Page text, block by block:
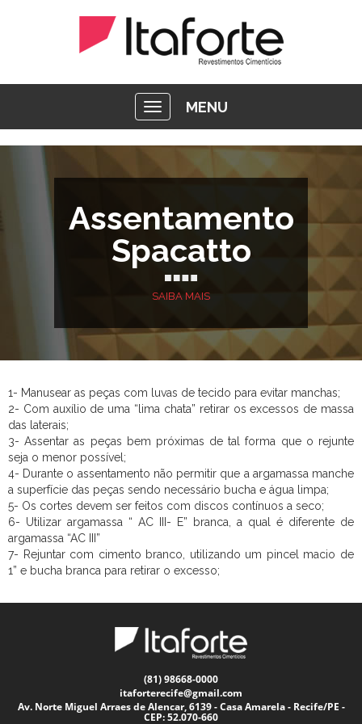
MENU
Assentamento
Spacatto
SAIBA MAIS
1- Manusear as peças com luvas de tecido para evitar manchas;
2- Com auxílio de uma “lima chata” retirar os excessos de massa
das laterais;
3- Assentar as peças bem próximas de tal forma que o rejunte
seja o menor possível;
4- Durante o assentamento não permitir que a argamassa manche
a superfície das peças sendo necessário bucha e água limpa;
5- Os cortes devem ser feitos com discos contínuos a seco;
6- Utilizar argamassa “ AC III- E” branca, a qual é diferente de
argamassa “AC III”
7- Rejuntar com cimento branco, utilizando um pincel macio de
1” e bucha branca para retirar o excesso;
(81) 98668-0000
itaforterecife@gmail.com
Av. Norte Miguel Arraes de Alencar, 6139 - Casa Amarela - Recife/PE -
CEP: 52.070-660